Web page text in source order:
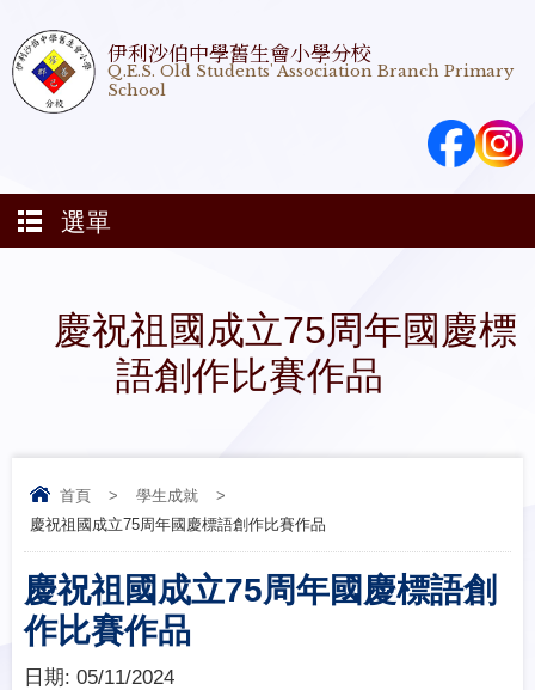
伊利沙伯中學舊生會小學分校
Q.E.S. Old Students' Association Branch Primary
School
選單
慶祝祖國成立75周年國慶標
語創作比賽作品
首頁 > 學生成就
>
慶祝祖國成立75周年國慶標語創作比賽作品
慶祝祖國成立75周年國慶標語創
作比賽作品
日期: 05/11/2024